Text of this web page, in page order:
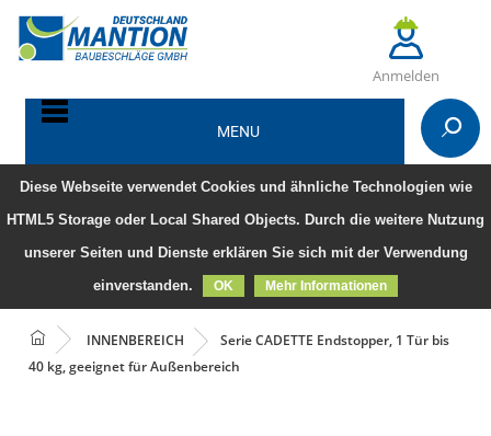
Diese Webseite verwendet Cookies und ähnliche Technologien wie
HTML5 Storage oder Local Shared Objects. Durch die weitere Nutzung
unserer Seiten und Dienste erklären Sie sich mit der Verwendung
einverstanden.
OK Mehr Informationen
Anmelden
MENU
INNENBEREICH
Serie CADETTE Endstopper, 1 Tür bis
40 kg, geeignet für Außenbereich